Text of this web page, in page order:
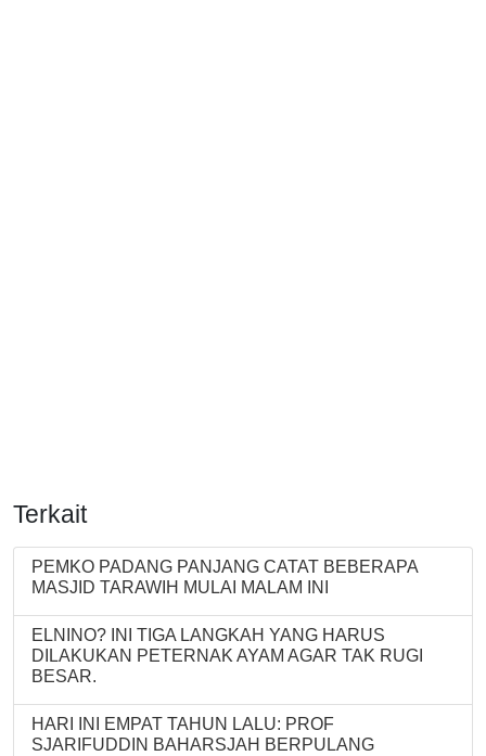
Terkait
PEMKO PADANG PANJANG CATAT BEBERAPA
MASJID TARAWIH MULAI MALAM INI
ELNINO? INI TIGA LANGKAH YANG HARUS
DILAKUKAN PETERNAK AYAM AGAR TAK RUGI
BESAR.
HARI INI EMPAT TAHUN LALU: PROF
SJARIFUDDIN BAHARSJAH BERPULANG